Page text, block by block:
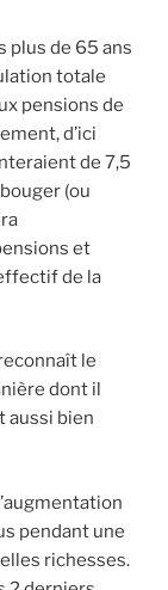
plus de 65 ans
totale
pensions de
d’ici
de 7,5
(ou
et
de la
le
dont il
aussi bien
pendant une
richesses.